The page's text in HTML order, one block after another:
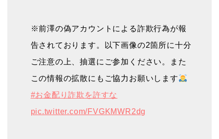
※前澤の偽アカウントによる詐欺行為が報
告されております。以下画像の2箇所に十分
ご注意の上、抽選にご参加ください。また
この情報の拡散にもご協力お願いします
#お金配り詐欺を許すな
pic.twitter.com/FVGKMWR2dg